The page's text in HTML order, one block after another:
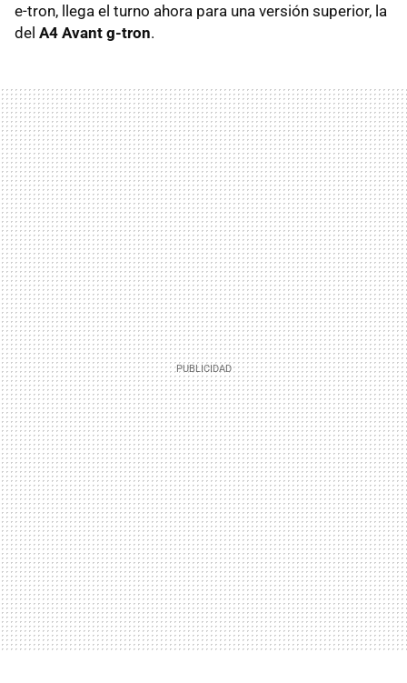
e-tron, llega el turno ahora para una versión superior, la
del A4 Avant g-tron.